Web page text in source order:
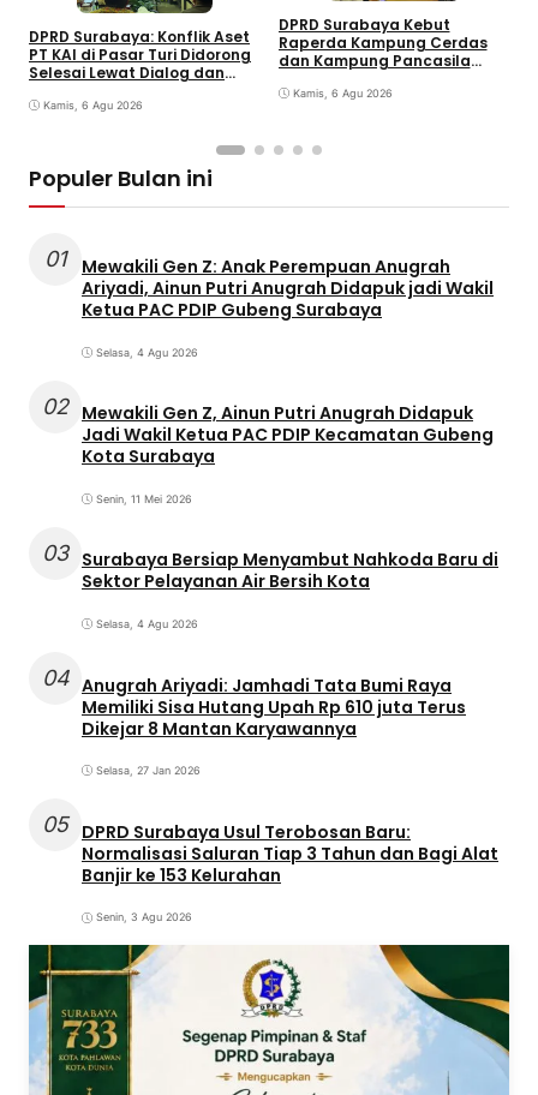
DPRD Surabaya: Konflik Aset
PT KAI di Pasar Turi Didorong
Selesai Lewat Dialog dan
Kamis, 6 Agu 2026
DPRD Surabaya Kebut
Raperda Kampung Cerdas
dan Kampung Pancasila
Kamis, 6 Agu 2026
Populer Bulan ini
01
Mewakili Gen Z: Anak Perempuan Anugrah
Ariyadi, Ainun Putri Anugrah Didapuk jadi Wakil
Ketua PAC PDIP Gubeng Surabaya
Selasa, 4 Agu 2026
02 Mewakili Gen Z, Ainun Putri Anugrah Didapuk
Jadi Wakil Ketua PAC PDIP Kecamatan Gubeng
Kota Surabaya
Senin, 11 Mei 2026
03 Surabaya Bersiap Menyambut Nahkoda Baru di
Sektor Pelayanan Air Bersih Kota
Selasa, 4 Agu 2026
04 Anugrah Ariyadi: Jamhadi Tata Bumi Raya
Memiliki Sisa Hutang Upah Rp 610 juta Terus
Dikejar 8 Mantan Karyawannya
Selasa, 27 Jan 2026
05 DPRD Surabaya Usul Terobosan Baru:
Normalisasi Saluran Tiap 3 Tahun dan Bagi Alat
Banjir ke 153 Kelurahan
Senin, 3 Agu 2026